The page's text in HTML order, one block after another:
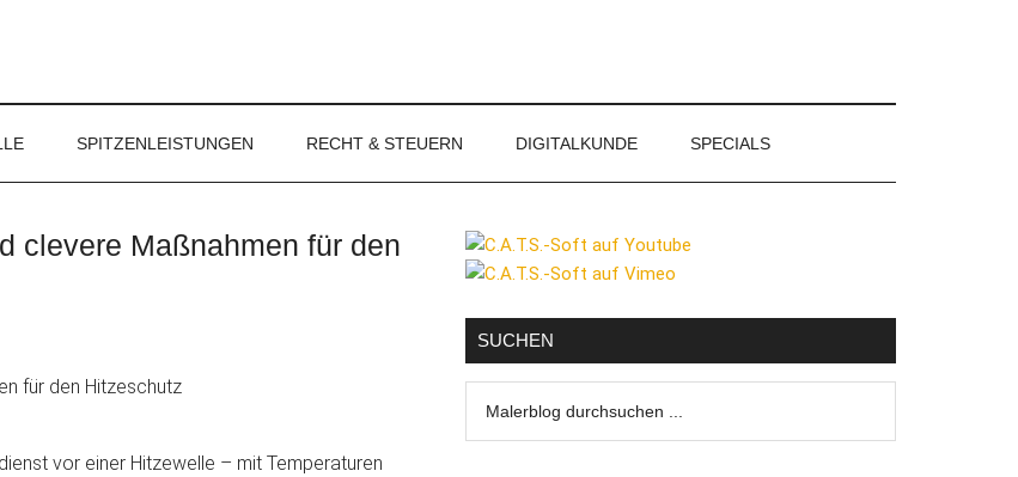
SPITZENLEISTUNGEN RECHT & STEUERN DIGITALKUNDE SPECIALS
clevere Maßnahmen für den
vor einer Hitzewelle – mit Temperaturen
Seitenspalte
SUCHEN
durchsuchen